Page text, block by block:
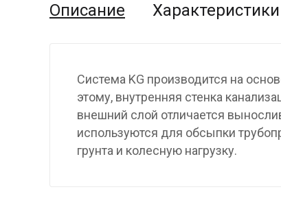
Описание Характеристики
Система KG производится на
этому, внутренняя стенка
внешний слой отличается
используются для обсыпки
грунта и колесную нагрузку.